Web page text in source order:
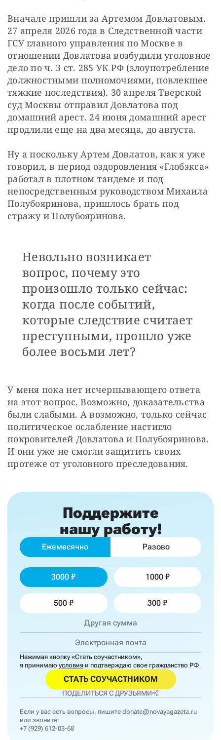
Вначале пришли за Артемом Довлатовым.
27 апреля 2026 года в Следственной части
ГСУ главного управления по Москве в
отношении Довлатова возбудили уголовное
дело по ч. 3 ст. 285 УК РФ (злоупотребление
должностными полномочиями, повлекшее
тяжкие последствия). 30 апреля Тверской
суд Москвы отправил Довлатова под
домашний арест. 24 июня домашний арест
продлили еще на два месяца, до августа.
Ну а поскольку Артем Довлатов, как я уже
говорил, в период оздоровления «Глобэкса»
работал в плотном тандеме и под
непосредственным руководством Михаила
Полубояринова, пришлось брать под
стражу и Полубояринова.
Невольно возникает
вопрос, почему это
произошло только сейчас:
когда после событий,
которые следствие считает
преступными, прошло уже
более восьми лет?
У меня пока нет исчерпывающего ответа
на этот вопрос. Возможно, доказательства
были слабыми. А возможно, только сейчас
политическое ослабление настигло
покровителей Довлатова и Полубояринова.
И они уже не смогли защитить своих
протеже от уголовного преследования.
Поддержите
нашу работу!
Ежемесячно Разово
3000 1000
500 300
Нажимая кнопку «Стать соучастником»,
я принимаю условия и подтверждаю свое гражданство РФ
СТАТЬ СОУЧАСТНИКОМ
ПОДЕЛИТЬСЯ С ДРУЗЬЯМИ
Если у вас есть вопросы, пишите donate@novayagazeta.ru
или звоните:
+7 (929) 612-03-68